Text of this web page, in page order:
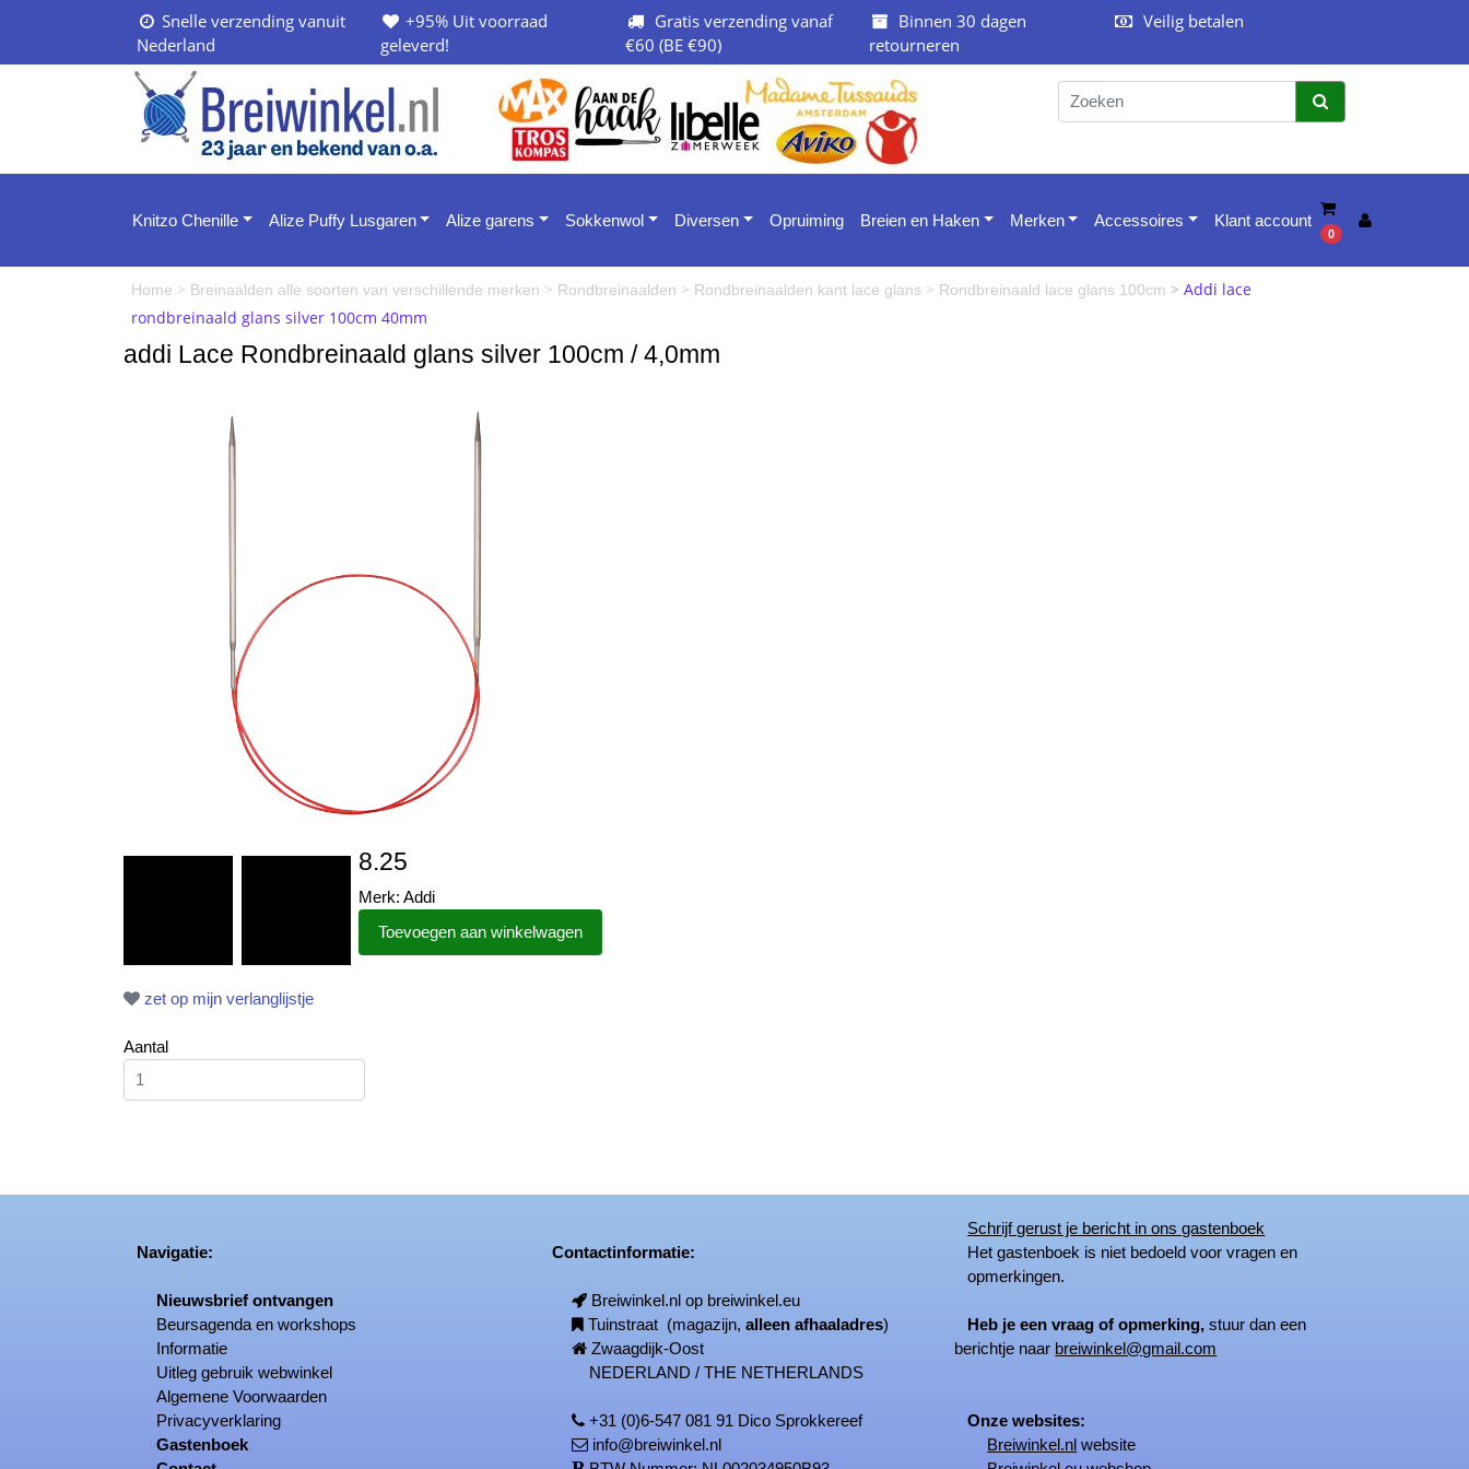
Snelle verzending vanuit
Nederland
+95% Uit voorraad
geleverd!
Gratis verzending vanaf
€60 (BE €90)
Binnen 30 dagen
retourneren
Veilig betalen
Knitzo Chenille Alize Puffy Lusgaren Alize garens Sokkenwol Diversen Opruiming Breien en Haken Merken Accessoires Klant account
0
Home > Breinaalden alle soorten van verschillende merken > Rondbreinaalden > Rondbreinaalden kant lace glans > Rondbreinaald lace glans 100cm > Addi lace
rondbreinaald glans silver 100cm 40mm
addi Lace Rondbreinaald glans silver 100cm / 4,0mm
8.25
Merk: Addi
zet op mijn verlanglijstje
Aantal
Navigatie:
Nieuwsbrief ontvangen
Beursagenda en workshops
Informatie
Uitleg gebruik webwinkel
Algemene Voorwaarden
Privacyverklaring
Gastenboek
Contactinformatie:
Breiwinkel.nl op breiwinkel.eu
Tuinstraat (magazijn,alleen afhaaladres)
Zwaagdijk-Oost
NEDERLAND / THE NETHERLANDS
+31 (0)6-547 081 91 Dico Sprokkereef
info@breiwinkel.nl
Schrijf gerust je bericht in ons gastenboek
Het gastenboek is niet bedoeld voor vragen en
opmerkingen.
Heb je een vraag of opmerking, stuur dan een
berichtje naar breiwinkel@gmail.com
Onze websites:
Breiwinkel.nl website